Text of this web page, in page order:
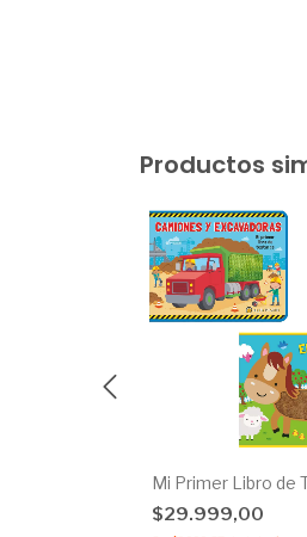
Productos
Mi Primer Libro de
$29.999,00